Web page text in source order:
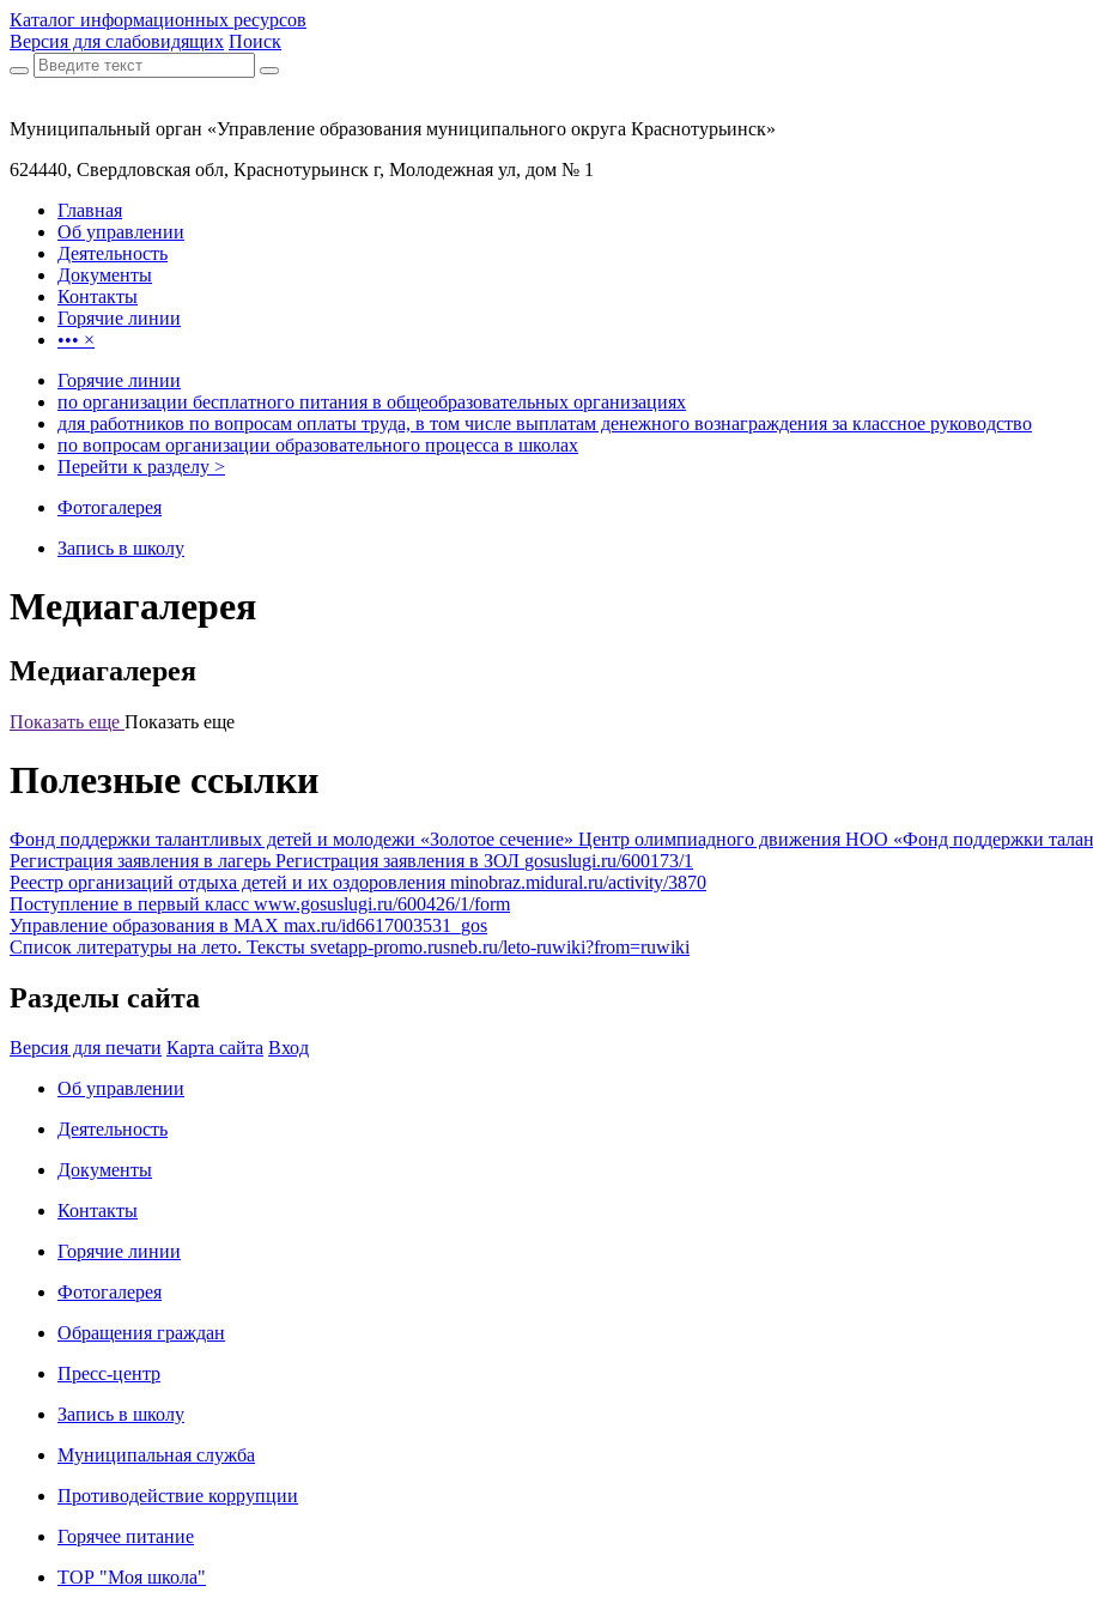
Каталог информационных ресурсов
Версия для слабовидящих Поиск
Муниципальный орган «Управление образования муниципального округа Краснотурьинск»
624440, Свердловская обл, Краснотурьинск г, Молодежная ул, дом № 1
Главная
Об управлении
Деятельность
Документы
Контакты
Горячие линии
••• ×
Горячие линии
по организации бесплатного питания в общеобразовательных организациях
для работников по вопросам оплаты труда, в том числе выплатам денежного вознаграждения за классное руководство
по вопросам организации образовательного процесса в школах
Перейти к разделу >
Фотогалерея
Запись в школу
Медиагалерея
Медиагалерея
Показать еще Показать еще
Полезные ссылки
Фонд поддержки талантливых детей и молодежи «Золотое сечение» Центр олимпиадного движения НОО «Фонд поддержки
Регистрация заявления в лагерь Регистрация заявления в ЗОЛ gosuslugi.ru/600173/1
Реестр организаций отдыха детей и их оздоровления minobraz.midural.ru/activity/3870
Поступление в первый класс www.gosuslugi.ru/600426/1/form
Управление образования в МАХ max.ru/id6617003531_gos
Список литературы на лето. Тексты svetapp-promo.rusneb.ru/leto-ruwiki?from=ruwiki
Разделы сайта
Версия для печати Карта сайта Вход
Об управлении
Деятельность
Документы
Контакты
Горячие линии
Фотогалерея
Обращения граждан
Пресс-центр
Запись в школу
Муниципальная служба
Противодействие коррупции
Горячее питание
ТОР "Моя школа"